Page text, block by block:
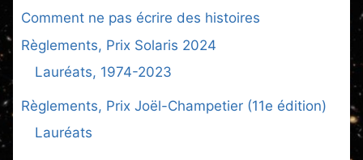
Comment ne pas écrire des histoires
Règlements, Prix Solaris 2024
Lauréats, 1974-2023
Règlements, Prix Joël-Champetier (11e édition)
Lauréats